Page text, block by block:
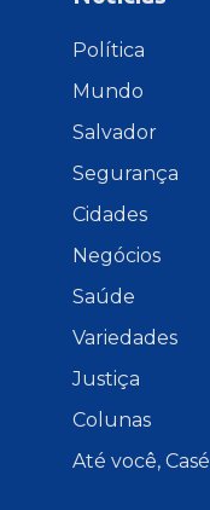
Política
Mundo
Salvador
Segurança
Cidades
Negócios
Saúde
Variedades
Justiça
Colunas
Até você, Casé